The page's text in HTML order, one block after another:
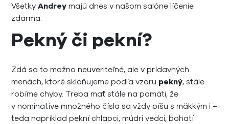
VšetkyAndrey majú dnes v našom salóne líčenie
zdarma.
Pekný či pekní?
Zdá sa to možno neuveriteľné, ale v prídavných
menách, ktoré skloňujeme podľa vzoru pekný, stále
robíme chyby. Treba mať stále na pamäti, že
v nominatíve množného čísla sa vždy píšu s mäkkým i –
teda napríklad pekní chlapci, múdri vedci, bohatí